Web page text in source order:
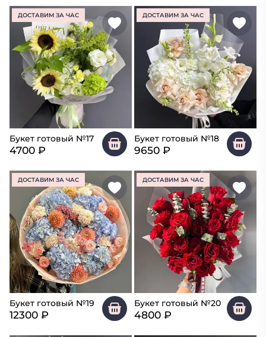
ДОСТАВИМ ЗА ЧАС
Букет готовый №17
4700 ₽
ДОСТАВИМ ЗА ЧАС
Букет готовый №18
9650 ₽
ДОСТАВИМ ЗА ЧАС
Букет готовый №19
12300 ₽
ДОСТАВИМ ЗА ЧАС
Букет готовый №20
4800 ₽